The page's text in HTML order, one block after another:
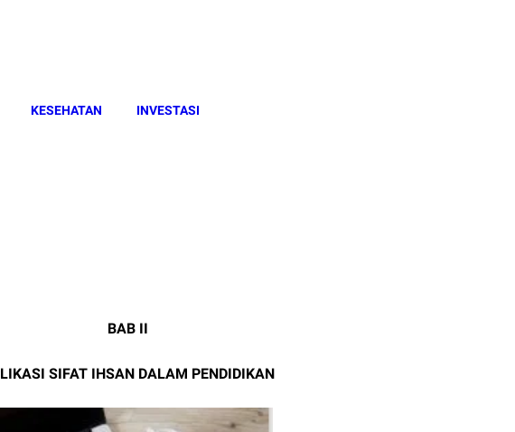
KESEHATAN INVESTASI
BAB II
SIFAT IHSAN DALAM PENDIDIKAN